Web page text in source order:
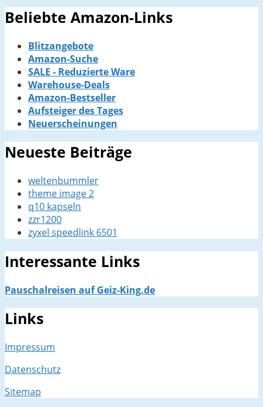
Beliebte Amazon-Links
Blitzangebote
Amazon-Suche
SALE - Reduzierte Ware
Warehouse-Deals
Amazon-Bestseller
Aufsteiger des Tages
Neuerscheinungen
Neueste Beiträge
weltenbummler
theme image 2
q10 kapseln
zzr1200
zyxel speedlink 6501
Interessante Links
Pauschalreisen auf Geiz-King.de
Links
Impressum
Datenschutz
Sitemap